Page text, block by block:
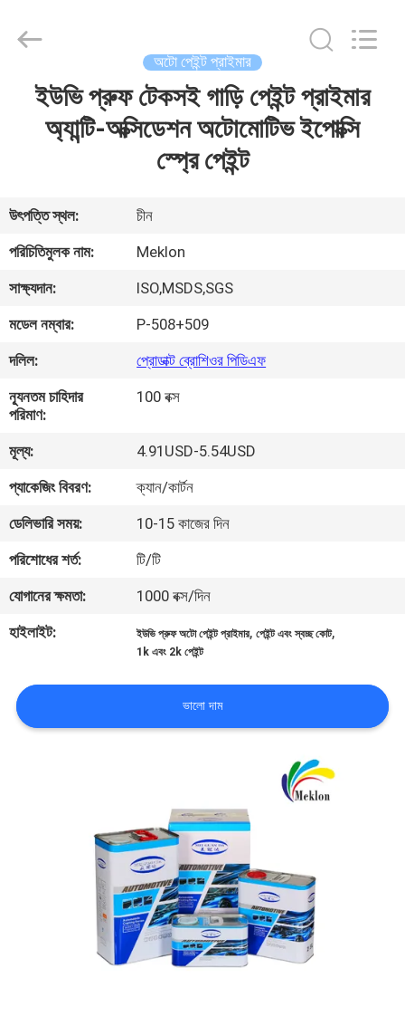
বাড়ি
ভিডিও
সম্পর্কে
কারখানা
ভ্রমণ
মান
নিয়ন্ত্রণ
সাথে
যোগাযোগ
করুন
খবর
Technology
Reserved.
অটো পেইন্ট প্রাইমার
ইউভি প্রুফ টেকসই গাড়ি পেইন্ট প্রাইমার
অ্যান্টি-অক্সিডেশন অটোমোটিভ ইপোক্সি
স্প্রে পেইন্ট
উৎপত্তি স্থল:
চীন
পরিচিতিমুলক নাম:
Meklon
সাক্ষ্যদান:
ISO,MSDS,SGS
মডেল নম্বার:
P-508+509
দলিল:
প্রোডাক্ট ব্রোশিওর পিডিএফ
ন্যূনতম চাহিদার
পরিমাণ:
100 বক্স
মূল্য:
4.91USD-5.54USD
প্যাকেজিং বিবরণ:
ক্যান/কার্টন
ডেলিভারি সময়:
10-15 কাজের দিন
পরিশোধের শর্ত:
টি/টি
যোগানের ক্ষমতা:
1000 বক্স/দিন
হাইলাইট:
ইউভি প্রুফ অটো পেইন্ট প্রাইমার,পেইন্ট এবং স্বচ্ছ কোট,
1k এবং 2k পেইন্ট
ভালো দাম